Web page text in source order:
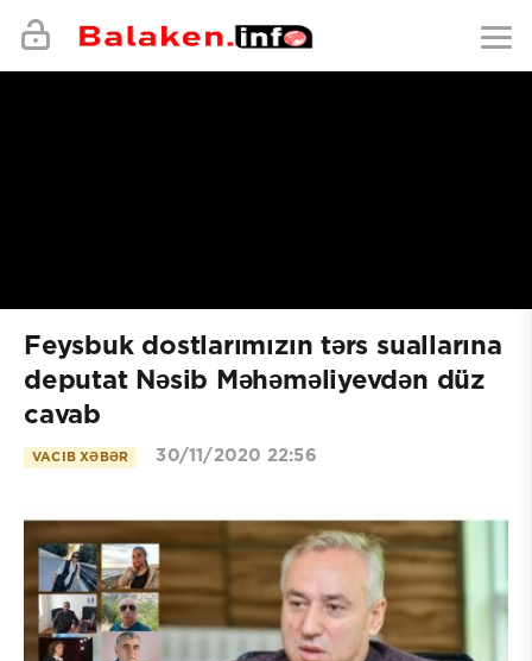
Feysbuk dostlarımızın tərs suallarına
deputat Nəsib Məhəməliyevdən düz
cavab
VACIB XƏBƏR 30/11/2020 22:56